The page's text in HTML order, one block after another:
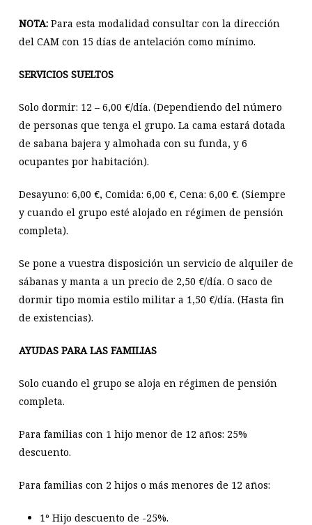
NOTA:Para esta modalidad consultar con la dirección
del CAM con 15 días de antelación como mínimo.
SERVICIOS SUELTOS
Solo dormir: 12 – 6,00 €/día. (Dependiendo del número
de personas que tenga el grupo. La cama estará dotada
de sabana bajera y almohada con su funda, y 6
ocupantes por habitación).
Desayuno: 6,00 €, Comida: 6,00 €, Cena: 6,00 €. (Siempre
y cuando el grupo esté alojado en régimen de pensión
completa).
Se pone a vuestra disposición un servicio de alquiler de
sábanas y manta a un precio de 2,50 €/día. O saco de
dormir tipo momia estilo militar a 1,50 €/día. (Hasta fin
de existencias).
AYUDAS PARA LAS FAMILIAS
Solo cuando el grupo se aloja en régimen de pensión
completa.
Para familias con 1 hijo menor de 12 años: 25%
descuento.
Para familias con 2 hijos o más menores de 12 años:
1º Hijo descuento de -25%.